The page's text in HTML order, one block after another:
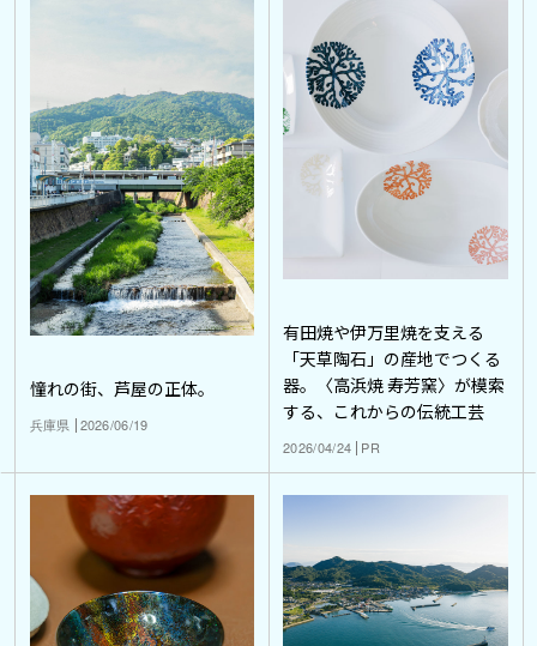
憧れの街、芦屋の正体。
兵庫県 2026/06/19
有田焼や伊万里焼を支える
「天草陶石」の産地でつくる
器。〈高浜焼 寿芳窯〉が模索
する、これからの伝統工芸
2026/04/24 PR